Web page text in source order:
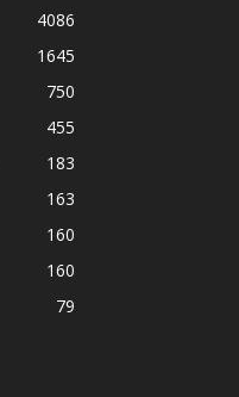
4086
1645
750
455
183
163
160
160
79